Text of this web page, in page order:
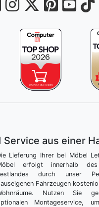
Service aus einer
Lieferung Ihrer bei Möbel
erfolgt innerhalb des
durch unser
Fahrzeugen
Nutzen Sie
Montageservice,